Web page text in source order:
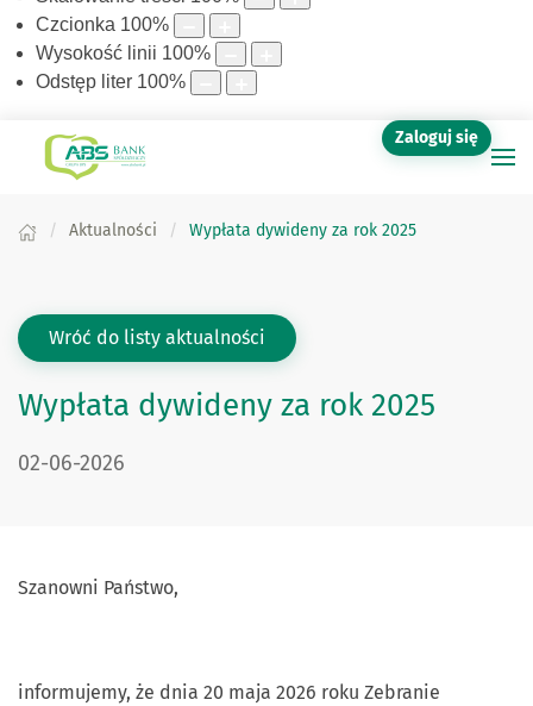
Czcionka 100%
Wysokość linii 100%
Odstęp liter 100%
Zaloguj się
Aktualności Wypłata dywideny za rok 2025
Wróć do listy aktualności
Wypłata dywideny za rok 2025
DATA PUBLIKACJI:
02-06-2026
Szanowni Państwo,
informujemy, że dnia 20 maja 2026 roku Zebranie